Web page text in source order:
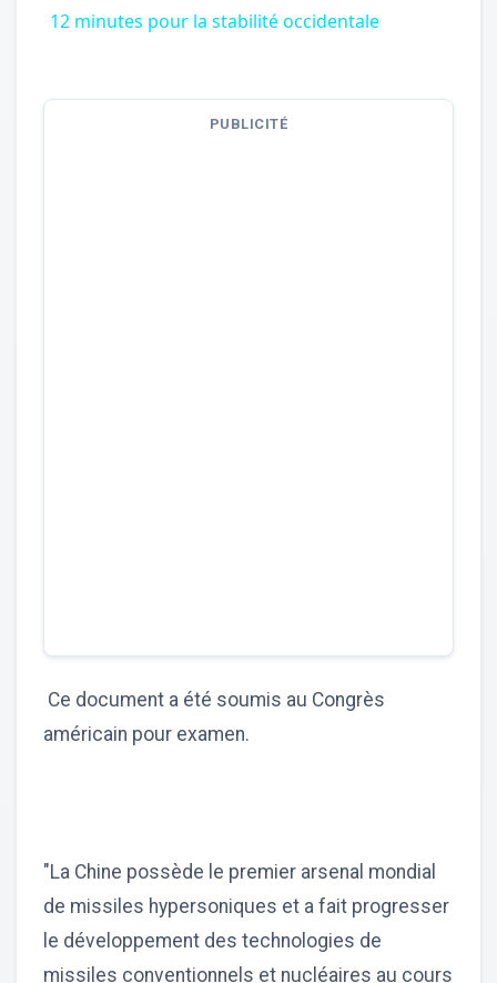
12 minutes pour la stabilité occidentale
PUBLICITÉ
Ce document a été soumis au Congrès
américain pour examen.
"La Chine possède le premier arsenal mondial
de missiles hypersoniques et a fait progresser
le développement des technologies de
missiles conventionnels et nucléaires au cours